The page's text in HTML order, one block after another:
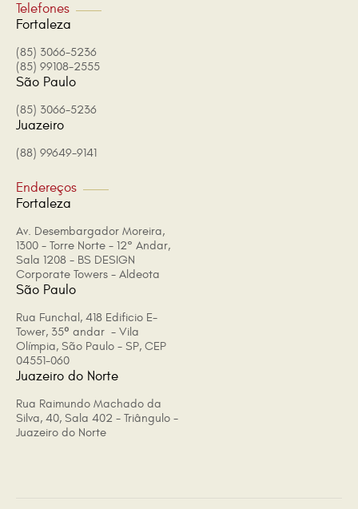
Telefones
Fortaleza
(85) 3066-5236
(85) 99108-2555
São Paulo
(85) 3066-5236
Juazeiro
(88) 99649-9141
Endereços
Fortaleza
Av. Desembargador Moreira,
1300 - Torre Norte - 12° Andar,
Sala 1208 - BS DESIGN
Corporate Towers - Aldeota
São Paulo
Rua Funchal, 418 Edificio E-
Tower, 35º andar - Vila
Olímpia, São Paulo - SP, CEP
04551-060
Juazeiro do Norte
Rua Raimundo Machado da
Silva, 40, Sala 402 - Triângulo -
Juazeiro do Norte